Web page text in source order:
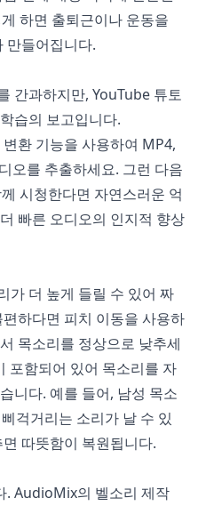
하면 출퇴근이나 운동을
만들어집니다.
간과하지만, YouTube 튜토
습의 보고입니다.
환 기능을 사용하여 MP4,
오를 추출하세요. 그런 다음
시청한다면 자연스러운 억
빠른 오디오의 인지적 향상
가 더 높게 들릴 수 있어 짜
하다면 피치 이동을 사용하
목소리를 정상으로 낮추세
포함되어 있어 목소리를 자
니다. 예를 들어, 남성 목소
걱거리는 소리가 날 수 있
따뜻함이 복원됩니다.
. AudioMix의 벨소리 제작